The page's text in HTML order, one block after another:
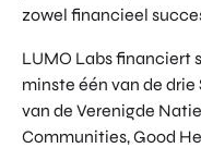
zowel financieel
LUMO Labs financiert
minste één van de
van de Verenigde
Communities, Good